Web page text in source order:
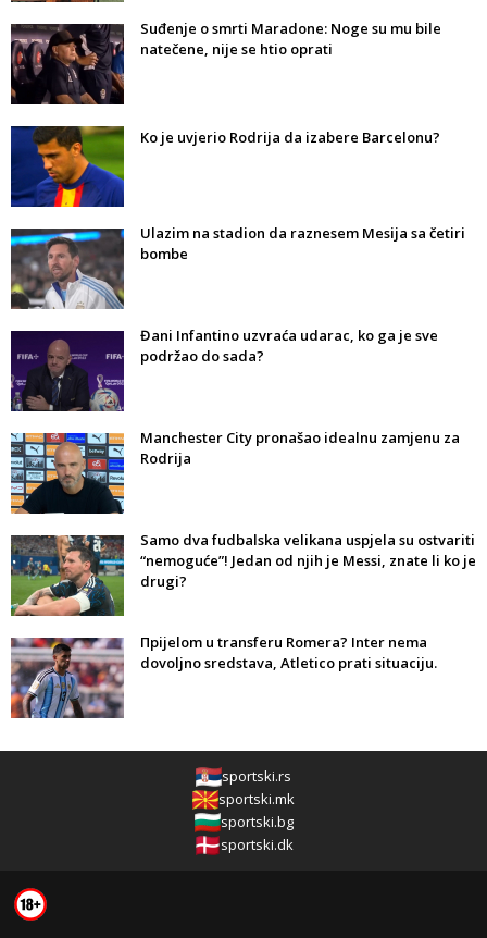
Suđenje o smrti Maradone: Noge su mu bile
natečene, nije se htio oprati
Ko je uvjerio Rodrija da izabere Barcelonu?
Ulazim na stadion da raznesem Mesija sa četiri
bombe
Đani Infantino uzvraća udarac, ko ga je sve
podržao do sada?
Manchester City pronašao idealnu zamjenu za
Rodrija
Samo dva fudbalska velikana uspjela su ostvariti
“nemoguće”! Jedan od njih je Messi, znate li ko je
drugi?
Прijelom u transferu Romera? Inter nema
dovoljno sredstava, Atletico prati situaciju.
sportski.rs
sportski.mk
sportski.bg
sportski.dk